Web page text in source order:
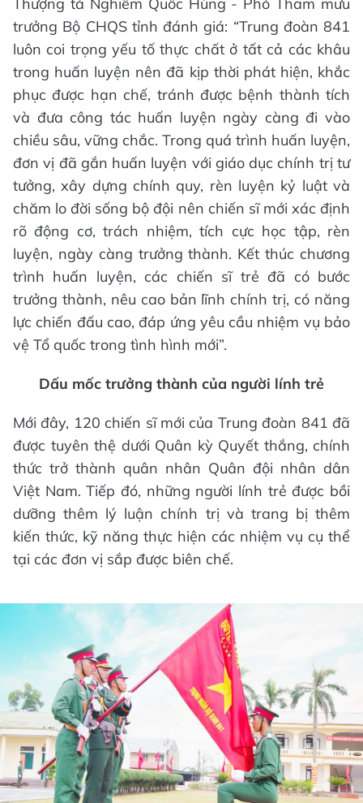
Thượng tá Nghiêm Quốc Hùng - Phó Tham mưu
trưởng Bộ CHQS tỉnh đánh giá: “Trung đoàn 841
luôn coi trọng yếu tố thực chất ở tất cả các khâu
trong huấn luyện nên đã kịp thời phát hiện, khắc
phục được hạn chế, tránh được bệnh thành tích
và đưa công tác huấn luyện ngày càng đi vào
chiều sâu, vững chắc. Trong quá trình huấn luyện,
đơn vị đã gắn huấn luyện với giáo dục chính trị tư
tưởng, xây dựng chính quy, rèn luyện kỷ luật và
chăm lo đời sống bộ đội nên chiến sĩ mới xác định
rõ động cơ, trách nhiệm, tích cực học tập, rèn
luyện, ngày càng trưởng thành. Kết thúc chương
trình huấn luyện, các chiến sĩ trẻ đã có bước
trưởng thành, nêu cao bản lĩnh chính trị, có năng
lực chiến đấu cao, đáp ứng yêu cầu nhiệm vụ bảo
vệ Tổ quốc trong tình hình mới”.
Dấu mốc trưởng thành của người lính trẻ
Mới đây, 120 chiến sĩ mới của Trung đoàn 841 đã
được tuyên thệ dưới Quân kỳ Quyết thắng, chính
thức trở thành quân nhân Quân đội nhân dân
Việt Nam. Tiếp đó, những người lính trẻ được bồi
dưỡng thêm lý luận chính trị và trang bị thêm
kiến thức, kỹ năng thực hiện các nhiệm vụ cụ thể
tại các đơn vị sắp được biên chế.